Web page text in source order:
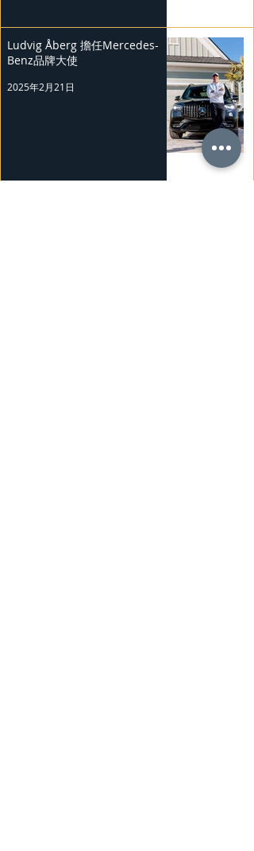
Ludvig Åberg 擔任Mercedes-
Benz品牌大使
2025年2月21日